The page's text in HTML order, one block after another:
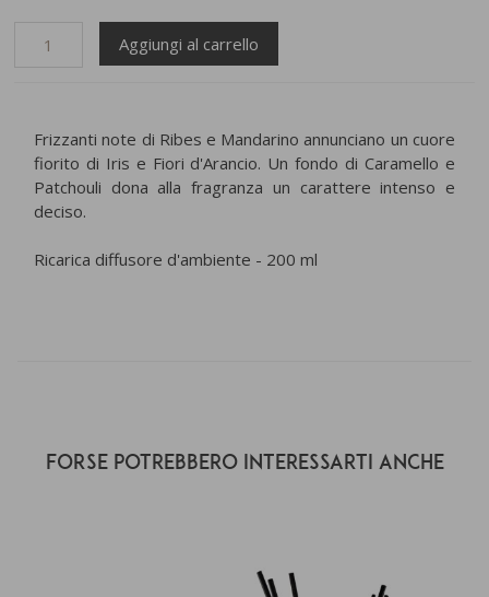
Frizzanti note di Ribes e Mandarino annunciano un cuore
fiorito di Iris e Fiori d'Arancio. Un fondo di Caramello e
Patchouli dona alla fragranza un carattere intenso e
deciso.
Ricarica diffusore d'ambiente - 200 ml
Forse potrebbero interessarti anche